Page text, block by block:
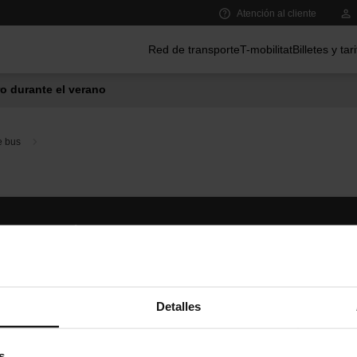
Detalles
Atención al cliente
Red de transporteT-mobilitatBilletes y
durante el verano
bus
Síguenos
TMB